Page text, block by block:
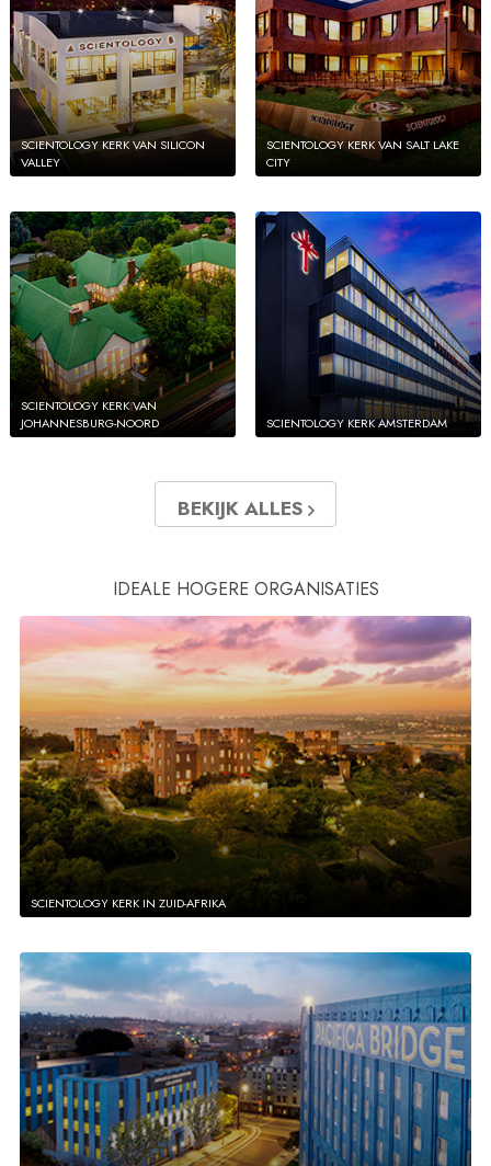
SCIENTOLOGY KERK VAN SILICON
VALLEY
SCIENTOLOGY KERK VAN SALT LAKE
CITY
SCIENTOLOGY KERK VAN
JOHANNESBURG-NOORD
SCIENTOLOGY KERK AMSTERDAM
BEKIJK ALLES
IDEALE HOGERE ORGANISATIES
SCIENTOLOGY KERK IN ZUID-AFRIKA